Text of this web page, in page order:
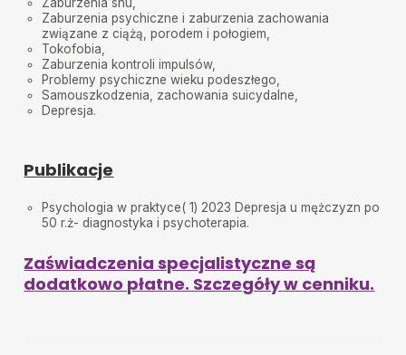
Zaburzenia psychiczne i zaburzenia zachowania
związane z ciążą, porodem i połogiem,
Tokofobia,
Zaburzenia kontroli impulsów,
Problemy psychiczne wieku podeszłego,
Samouszkodzenia, zachowania suicydalne,
Depresja.
Publikacje
Psychologia w praktyce( 1) 2023 Depresja u mężczyzn po
50 r.ż- diagnostyka i psychoterapia.
Zaświadczenia specjalistyczne są
dodatkowo płatne. Szczegóły w cenniku.